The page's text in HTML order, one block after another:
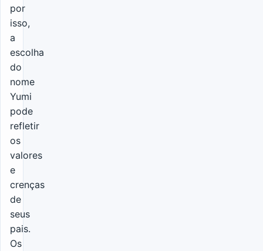
por
isso,
a
escolha
do
nome
Yumi
pode
refletir
os
valores
e
crenças
de
seus
pais.
Os